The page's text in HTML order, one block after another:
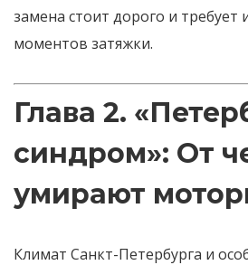
замена стоит дорого и
моментов затяжки.
Глава 2.
синдром»: От
умирают
Климат Санкт-Петербурга и